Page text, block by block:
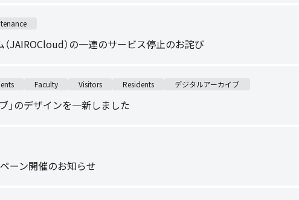
（JAIROCloud）の一連のサービス停止のお詫び
Faculty Visitors Residents デジタルアーカイブ
」のデザインを一新しました
ーン開催のお知らせ